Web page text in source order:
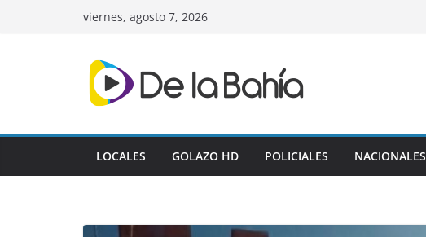
viernes, agosto 7, 2026
LOCALES GOLAZO HD POLICIALES NACIONALES